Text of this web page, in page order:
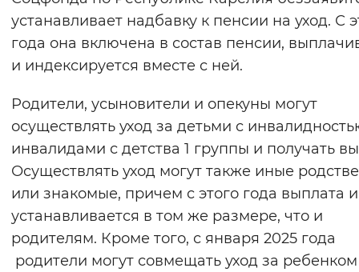
устанавливает надбавку к пенсии на уход. С
года она включена в состав пенсии,
и индексируется вместе с ней.
Родители, усыновители и опекуны могут
осуществлять уход за детьми с
инвалидами с детства 1 группы и получать
Осуществлять уход могут также иные
или знакомые, причем с этого года выплата
устанавливается в том же размере, что и
родителям. Кроме того, с января 2025 года
родители могут совмещать уход за